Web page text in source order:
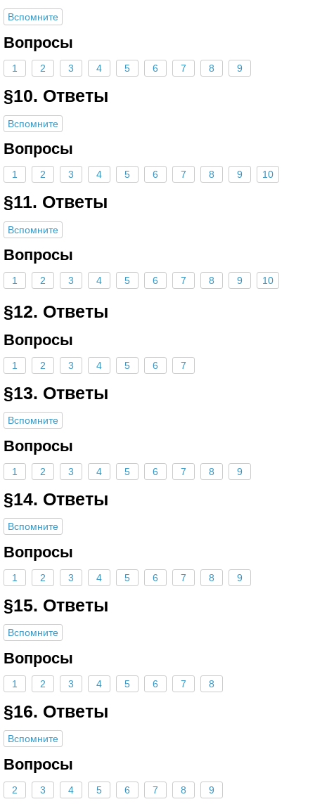
Вспомните
Вопросы
1 2 3 4 5 6 7 8 9
§10. Ответы
Вспомните
Вопросы
1 2 3 4 5 6 7 8 9 10
§11. Ответы
Вспомните
Вопросы
1 2 3 4 5 6 7 8 9 10
§12. Ответы
Вопросы
1 2 3 4 5 6 7
§13. Ответы
Вспомните
Вопросы
1 2 3 4 5 6 7 8 9
§14. Ответы
Вспомните
Вопросы
1 2 3 4 5 6 7 8 9
§15. Ответы
Вспомните
Вопросы
1 2 3 4 5 6 7 8
§16. Ответы
Вспомните
Вопросы
2 3 4 5 6 7 8 9